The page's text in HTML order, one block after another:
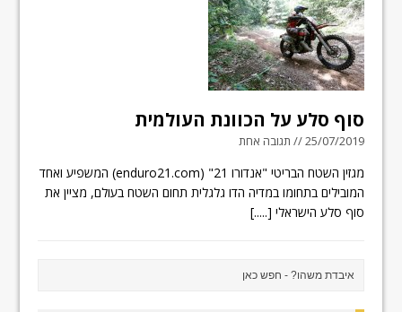
סוף סלע על הכוונת העולמית
25/07/2019 // תגובה אחת
מגזין השטח הבריטי "אנדורו 21" (enduro21.com) המשפיע ואחד
המובילים בתחומו במדיה הדו גלגלית תחום השטח בעולם, מציין את
סוף סלע הישראלי [.....]